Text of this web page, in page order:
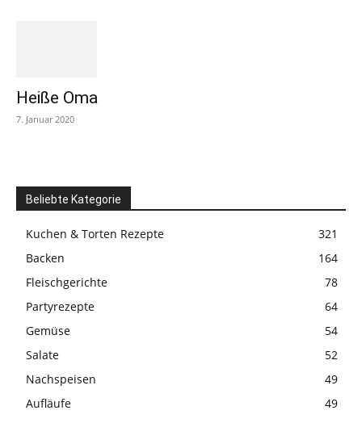
Heiße Oma
7. Januar 2020
Beliebte Kategorie
Kuchen & Torten Rezepte
321
Backen
164
Fleischgerichte
78
Partyrezepte
64
Gemüse
54
Salate
52
Nachspeisen
49
Aufläufe
49